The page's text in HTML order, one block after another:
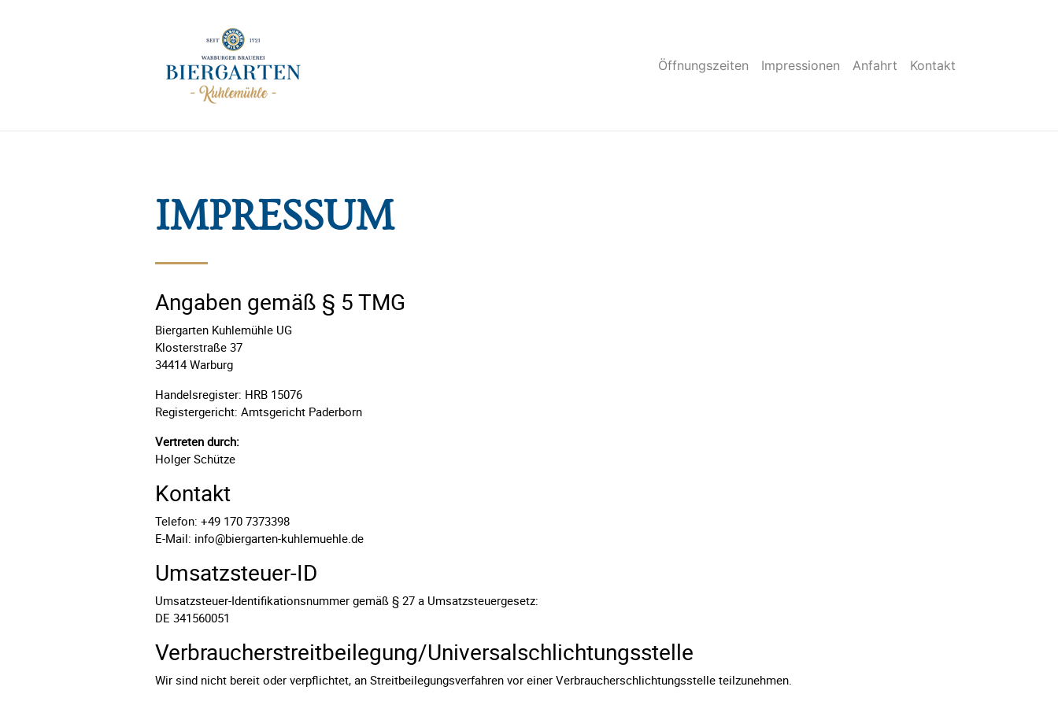
Öffnungszeiten Impressionen Anfahrt Kontakt
IMPRESSUM
Angaben gemäß § 5 TMG
Biergarten Kuhlemühle UG
Klosterstraße 37
34414 Warburg
Handelsregister: HRB 15076
Registergericht: Amtsgericht Paderborn
Vertreten durch:
Holger Schütze
Kontakt
Telefon: +49 170 7373398
E-Mail: info@biergarten-kuhlemuehle.de
Umsatzsteuer-ID
Umsatzsteuer-Identifikationsnummer gemäß § 27 a Umsatzsteuergesetz:
DE 341560051
Verbraucher­streit­beilegung/Universal­schlichtungs­stelle
Wir sind nicht bereit oder verpflichtet, an Streitbeilegungsverfahren vor einer Verbraucherschlichtungsstelle teilzunehmen.